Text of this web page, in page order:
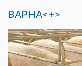
ВАРНА<+>